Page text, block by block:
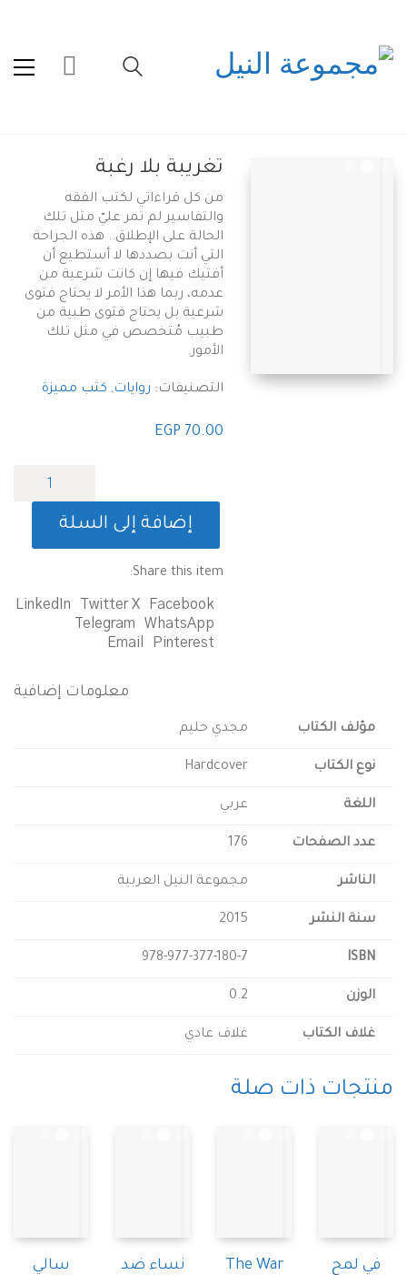
تغريبة بلا رغبة
من كل قراءاتي لكتب الفقه
والتفاسير لم تمر عليّ مثل تلك
الحالة على الإطلاق.. هذه الجراحة
التي أنت بصددها لا أستطيع أن
أفتيك فيها إن كانت شرعية من
عدمه، ربما هذا الأمر لا يحتاج فتوى
شرعية بل يحتاج فتوى طبية من
طبيب مُتخصص في مثل تلك
التصنيفات:روايات, كتب مميزة
EGP
رغبة
إضافة إلى السلة
Share this item:
Facebook
Twitter X
LinkedIn
WhatsApp
Telegram
Pinterest
Email
معلومات إضافية
الكتاب مجدي حليم
الكتاب Hardcover
الصفحات
مجموعة النيل العربية
النشر
978-977-377-180-7
الكتاب غلاف عادي
ذات صلة
نساء ضد
The War
لمح